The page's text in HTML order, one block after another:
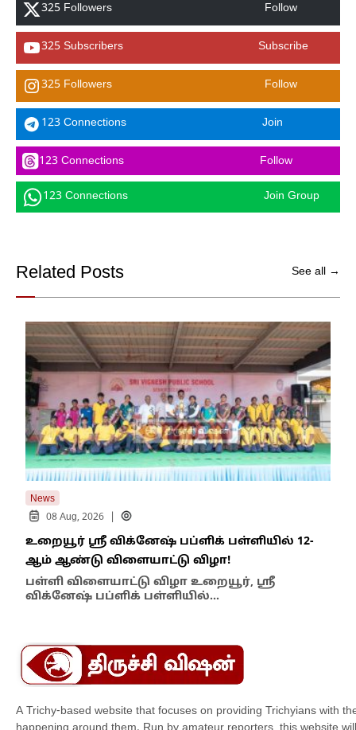
325 Followers Follow
325 Subscribers Subscribe
325 Followers Follow
123 Connections Join
123 Connections Follow
123 Connections Join Group
Related Posts See all →
News
08 Aug, 2026
உறையூர் ஸ்ரீ விக்னேஷ் பப்ளிக் பள்ளியில் 12-
ஆம் ஆண்டு விளையாட்டு விழா!
பள்ளி விளையாட்டு விழா உறையூர், ஸ்ரீ
விக்னேஷ் பப்ளிக் பள்ளியில்…
A Trichy-based website that focuses on providing Trichyians with